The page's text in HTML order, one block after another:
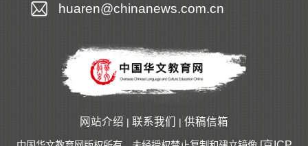
huaren@chinanews.com.cn
网站介绍 | 联系我们 | 供稿信箱